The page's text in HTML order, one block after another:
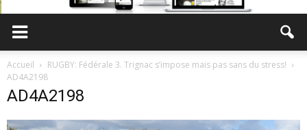
Accueil
RUGBY: Fédérale 3. Trignac s’impose mais pas sans du stress!
AD4A2198
AD4A2198